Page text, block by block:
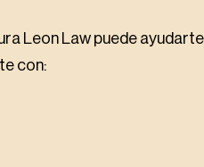
Leon Law puede
con: